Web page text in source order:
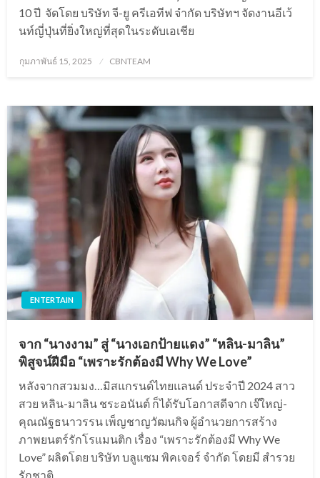
10 ปี จัดโดย บริษัท จี-ยู ครีเอทีฟ จำกัด บริษัทฯ จัดงานอีเว้
นท์ญี่ปุ่นที่ยิ่งใหญ่ที่สุดในระดับเอเชีย
Posted
กุมภาพันธ์ 15, 2025 CBNTEAM
ENTERTAIN
จาก “นางงาม” สู่ “นางเอกป้ายแดง” “หลิน-มาลิน”
พิสูจน์ฝีมือ “เพราะรักต้องมี Why We Love”
หลังจากสวมมง…มิสแกรนด์ไทยแลนด์ ประจำปี 2024 สาว
สวย หลิน-มาลิน ชระอนันต์ ก็ได้รับโอกาสดีจาก เจ๊ใหญ่-
คุณณัฐธนาวรรน เพ็ญชาญวัฒนกิจ ผู้อำนวยการสร้าง
ภาพยนตร์รักโรแมนติก เรื่อง “เพราะรักต้องมี Why We
Love” ผลิตโดย บริษัท บลูแซม พิคเจอร์ จำกัด โดยมี สำรวย
รักชาติ